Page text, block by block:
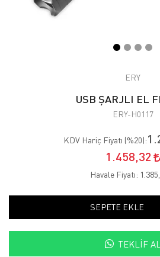
ERY
USB ŞARJLI EL
ERY-H0117
KDV Hariç Fiyatı (%20):
1.458,32
Havale Fiyatı:
SEPETE EKLE
TEKLIF AL